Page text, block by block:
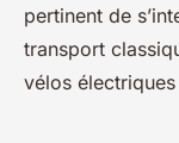
pertinent de
transport
vélos